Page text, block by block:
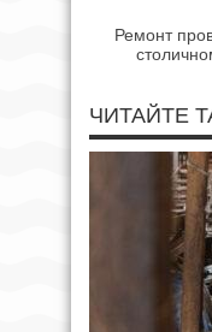
Ремонт
ЧИТАЙТЕ